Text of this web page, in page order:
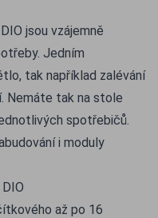
jsou vzájemně
Jedním
tak například zalévání
Nemáte tak na stole
spotřebičů.
i moduly
až po 16